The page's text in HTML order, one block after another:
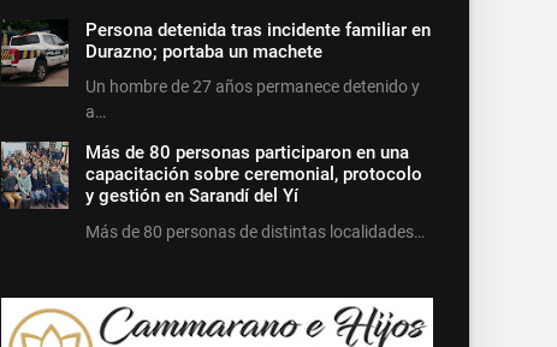
Persona detenida tras incidente familiar en
Durazno; portaba un machete
Un hombre de 27 años permanece detenido y
a…
Más de 80 personas participaron en una
capacitación sobre ceremonial, protocolo
y gestión en Sarandí del Yí
Más de 80 personas de distintas localidades…